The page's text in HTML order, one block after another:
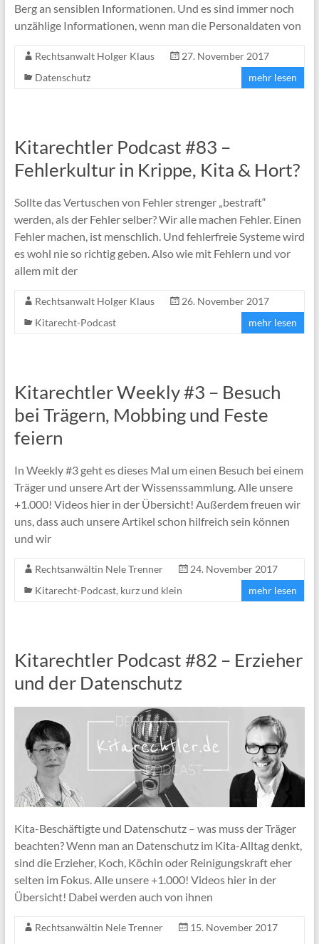
Berg an sensiblen Informationen. Und es sind immer noch
unzählige Informationen, wenn man die Personaldaten von
Rechtsanwalt Holger Klaus
27. November 2017
Datenschutz
mehr lesen
Kitarechtler Podcast #83 –
Fehlerkultur in Krippe, Kita & Hort?
Sollte das Vertuschen von Fehler strenger „bestraft“
werden, als der Fehler selber? Wir alle machen Fehler. Einen
Fehler machen, ist menschlich. Und fehlerfreie Systeme wird
es wohl nie so richtig geben. Also wie mit Fehlern und vor
allem mit der
Rechtsanwalt Holger Klaus
26. November 2017
Kitarecht-Podcast
mehr lesen
Kitarechtler Weekly #3 – Besuch
bei Trägern, Mobbing und Feste
feiern
In Weekly #3 geht es dieses Mal um einen Besuch bei einem
Träger und unsere Art der Wissenssammlung. Alle unsere
+1.000! Videos hier in der Übersicht! Außerdem freuen wir
uns, dass auch unsere Artikel schon hilfreich sein können
und wir
Rechtsanwältin Nele Trenner
24. November 2017
Kitarecht-Podcast, kurz und klein mehr lesen
Kitarechtler Podcast #82 – Erzieher
und der Datenschutz
Kita-Beschäftigte und Datenschutz – was muss der Träger
beachten? Wenn man an Datenschutz im Kita-Alltag denkt,
sind die Erzieher, Koch, Köchin oder Reinigungskraft eher
selten im Fokus. Alle unsere +1.000! Videos hier in der
Übersicht! Dabei werden auch von ihnen
Rechtsanwältin Nele Trenner
15. November 2017